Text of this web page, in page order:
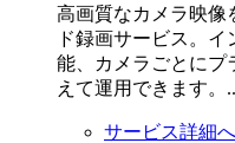
高画質なカメラ映像
ド録画サービス。
能、カメラごとにプ
えて運用できます。
サービス詳細へ